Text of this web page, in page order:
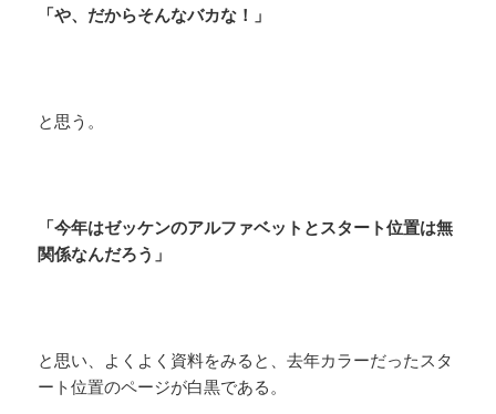
「や、だからそんなバカな！」
と思う。
「今年はゼッケンのアルファベットとスタート位置は無
関係なんだろう」
と思い、よくよく資料をみると、去年カラーだったスタ
ート位置のページが白黒である。